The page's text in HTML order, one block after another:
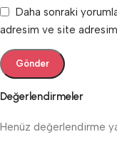
Değerlendirmeler
Henüz değerlendirme
Daha sonraki
adresim ve site adresim